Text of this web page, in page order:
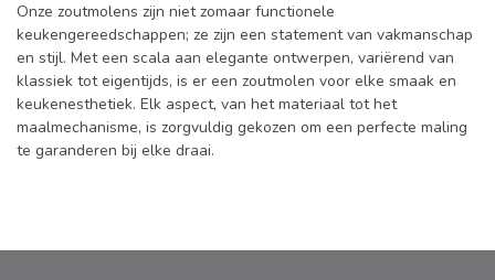
Onze zoutmolens zijn niet zomaar functionele
keukengereedschappen; ze zijn een statement van vakmanschap
en stijl. Met een scala aan elegante ontwerpen, variërend van
klassiek tot eigentijds, is er een zoutmolen voor elke smaak en
keukenesthetiek. Elk aspect, van het materiaal tot het
maalmechanisme, is zorgvuldig gekozen om een perfecte maling
te garanderen bij elke draai.